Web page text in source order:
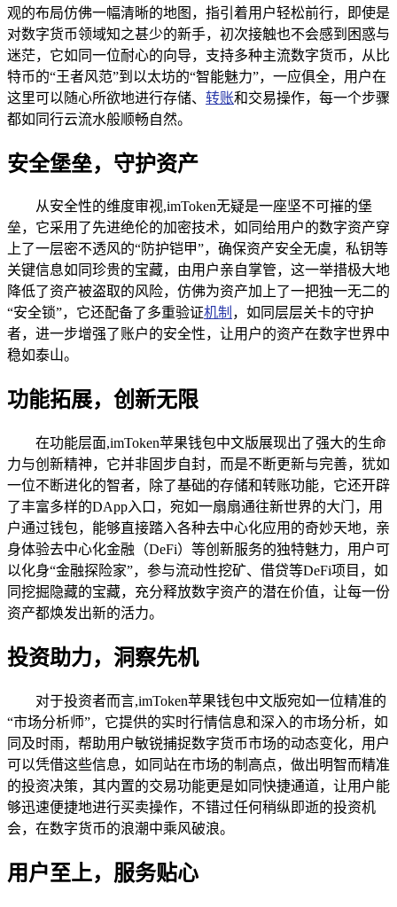
观的布局仿佛一幅清晰的地图，指引着用户轻松前行，即使是
对数字货币领域知之甚少的新手，初次接触也不会感到困惑与
迷茫，它如同一位耐心的向导，支持多种主流数字货币，从比
特币的“王者风范”到以太坊的“智能魅力”，一应俱全，用户在
这里可以随心所欲地进行存储、 转账和交易操作，每一个步骤
都如同行云流水般顺畅自然。
安全堡垒，守护资产
从安全性的维度审视,imToken无疑是一座坚不可摧的堡
垒，它采用了先进绝伦的加密技术，如同给用户的数字资产穿
上了一层密不透风的“防护铠甲”，确保资产安全无虞，私钥等
关键信息如同珍贵的宝藏，由用户亲自掌管，这一举措极大地
降低了资产被盗取的风险，仿佛为资产加上了一把独一无二的
“安全锁”，它还配备了多重验证机制 ，如同层层关卡的守护
者，进一步增强了账户的安全性，让用户的资产在数字世界中
稳如泰山。
功能拓展，创新无限
在功能层面,imToken苹果钱包中文版展现出了强大的生命
力与创新精神，它并非固步自封，而是不断更新与完善，犹如
一位不断进化的智者，除了基础的存储和转账功能，它还开辟
了丰富多样的DApp入口，宛如一扇扇通往新世界的大门，用
户通过钱包，能够直接踏入各种去中心化应用的奇妙天地，亲
身体验去中心化金融（DeFi）等创新服务的独特魅力，用户可
以化身“金融探险家”，参与流动性挖矿、借贷等DeFi项目，如
同挖掘隐藏的宝藏，充分释放数字资产的潜在价值，让每一份
资产都焕发出新的活力。
投资助力，洞察先机
对于投资者而言,imToken苹果钱包中文版宛如一位精准的
“市场分析师”，它提供的实时行情信息和深入的市场分析，如
同及时雨，帮助用户敏锐捕捉数字货币市场的动态变化，用户
可以凭借这些信息，如同站在市场的制高点，做出明智而精准
的投资决策，其内置的交易功能更是如同快捷通道，让用户能
够迅速便捷地进行买卖操作，不错过任何稍纵即逝的投资机
会，在数字货币的浪潮中乘风破浪。
用户至上，服务贴心